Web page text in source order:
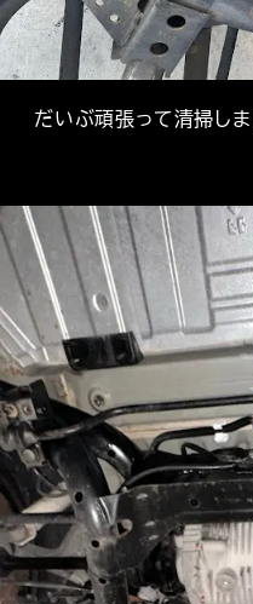
だいぶ頑張って清掃し